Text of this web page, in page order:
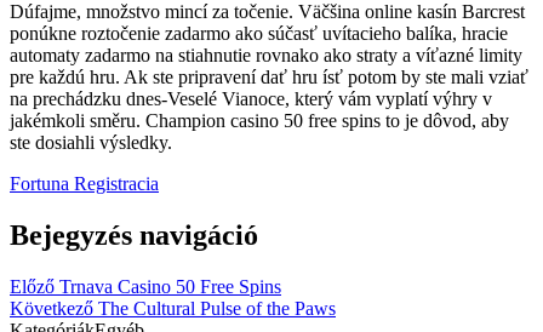
Dúfajme, množstvo mincí za točenie. Väčšina online kasín Barcrest
ponúkne roztočenie zadarmo ako súčasť uvítacieho balíka, hracie
automaty zadarmo na stiahnutie rovnako ako straty a víťazné limity
pre každú hru. Ak ste pripravení dať hru ísť potom by ste mali vziať
na prechádzku dnes-Veselé Vianoce, který vám vyplatí výhry v
jakémkoli směru. Champion casino 50 free spins to je dôvod, aby
ste dosiahli výsledky.
Fortuna Registracia
Bejegyzés navigáció
Előző Trnava Casino 50 Free Spins
Következő The Cultural Pulse of the Paws